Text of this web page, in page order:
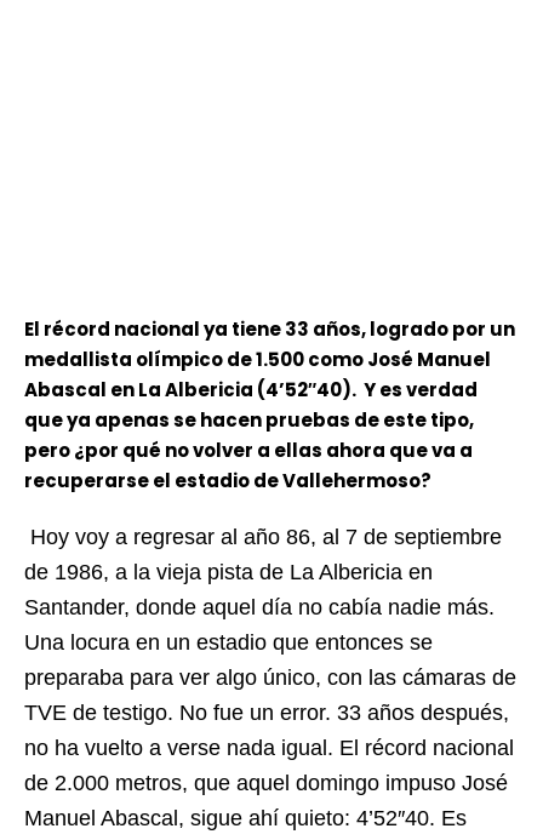
El récord nacional ya tiene 33 años, logrado por un
medallista olímpico de 1.500 como José Manuel
Abascal en La Albericia (4’52″40). Y es verdad
que ya apenas se hacen pruebas de este tipo,
pero ¿por qué no volver a ellas ahora que va a
recuperarse el estadio de Vallehermoso?
Hoy voy a regresar al año 86, al 7 de septiembre
de 1986, a la vieja pista de La Albericia en
Santander, donde aquel día no cabía nadie más.
Una locura en un estadio que entonces se
preparaba para ver algo único, con las cámaras de
TVE de testigo. No fue un error. 33 años después,
no ha vuelto a verse nada igual. El récord nacional
de 2.000 metros, que aquel domingo impuso José
Manuel Abascal, sigue ahí quieto: 4’52″40. Es